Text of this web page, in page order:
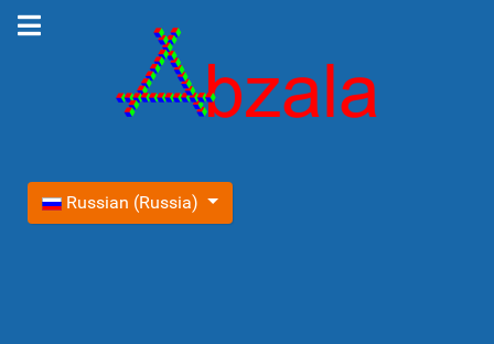
Выберите язык
Russian (Russia)